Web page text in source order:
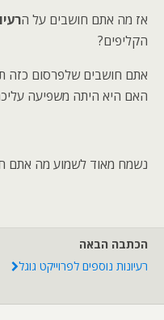
אז מה אתם חושבים על ה
הקליפים?
אתם חושבים שלפרסום כזה
האם היא היתה משפיעה
נשמח מאוד לשמוע מה אתם
הכתבה הבאה
רעיונות נוספים לפרוייקט גוגל